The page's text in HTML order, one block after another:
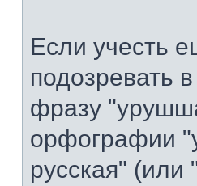
Если учесть
подозревать
фразу
орфографии
русская" (или